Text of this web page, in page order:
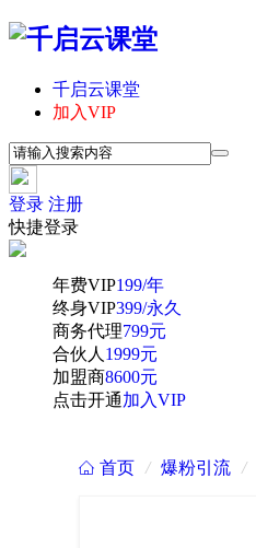
千启云课堂
加入VIP
登录 注册
快捷登录
年费VIP199/年
终身VIP399/永久
商务代理799元
合伙人 1999元
加盟商8600元
点击开通加入VIP
 首页 / 爆粉引流 /